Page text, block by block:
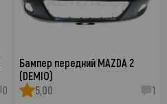
0
Бампер передний MAZDA 2
(DEMIO)
5,00
1